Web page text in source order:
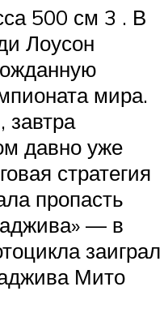
500 см 3 . В
Лоусон
мира.
завтра
давно уже
стратегия
пропасть
— в
заиграл
Мито